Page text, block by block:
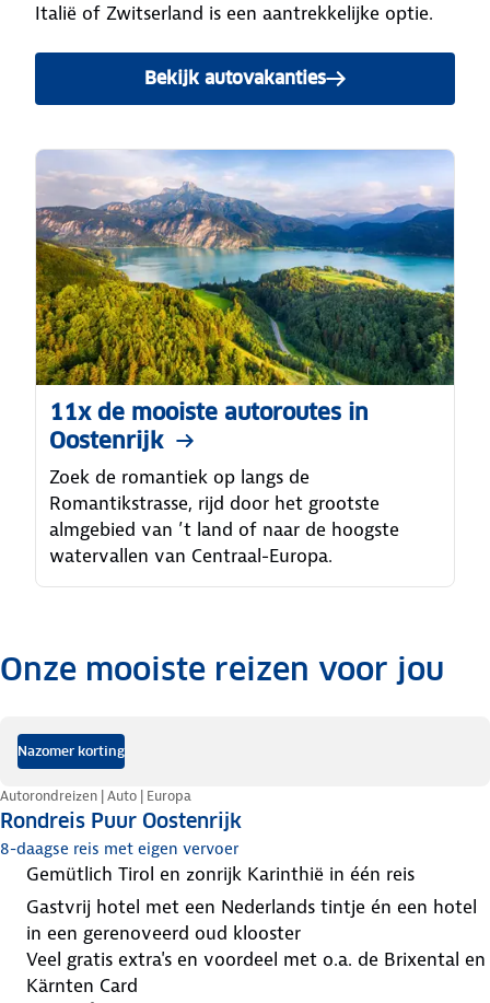
Italië of Zwitserland is een aantrekkelijke optie.
Bekijk autovakanties
naar Oostenrijk
11x de mooiste autoroutes in
Oostenrijk
Zoek de romantiek op langs de
Romantikstrasse, rijd door het grootste
almgebied van ’t land of naar de hoogste
watervallen van Centraal-Europa.
.Onze mooiste reizen voor jou
Nazomer korting
Rondreis Puur Oostenrijk
Autorondreizen | Auto | Europa
8-daagse reis met eigen vervoer
gemütlich Tirol en zonrijk Karinthië in één reis
gastvrij hotel met een Nederlands tintje én een hotel
in een gerenoveerd oud klooster
veel gratis extra's en voordeel met o.a. de Brixental en
Kärnten Card